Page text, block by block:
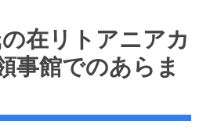
在リトアニアカ
事館でのあらま